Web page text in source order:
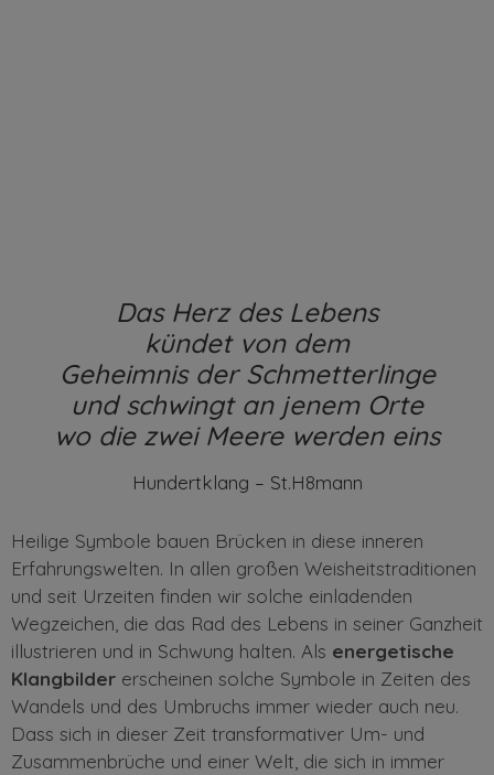
Das Herz des Lebens
kündet von dem
Geheimnis der Schmetterlinge
und schwingt an jenem Orte
wo die zwei Meere werden eins
Hundertklang – St.H8mann
Heilige Symbole bauen Brücken in diese inneren
Erfahrungswelten. In allen großen Weisheitstraditionen
und seit Urzeiten finden wir solche einladenden
Wegzeichen, die das Rad des Lebens in seiner Ganzheit
illustrieren und in Schwung halten. Als energetische
Klangbilder erscheinen solche Symbole in Zeiten des
Wandels und des Umbruchs immer wieder auch neu.
Dass sich in dieser Zeit transformativer Um- und
Zusammenbrüche und einer Welt, die sich in immer